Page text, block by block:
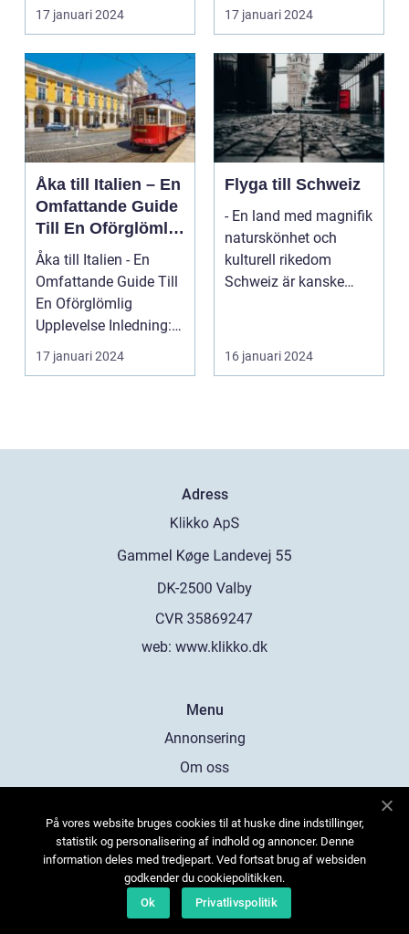
destinatio...
17 januari 2024
övergripande, grun...
17 januari 2024
Åka till Italien – En
Omfattande Guide
Till En Oförglömlig
Upplevelse
Åka till Italien - En
Omfattande Guide Till
En Oförglömlig
Upplevelse Inledning:
Italien, ett land...
17 januari 2024
Flyga till Schweiz
- En land med magnifik
naturskönhet och
kulturell rikedom
Schweiz är kanske
16 januari 2024
Adress
web: www.klikko.dk
Menu
Annonsering
Om oss
Kontakta oss
Sitemap
På vores website bruges cookies til at huske dine indstillinger,
statistik og personalisering af indhold og annoncer. Denne
information deles med tredjepart. Ved fortsat brug af websiden
godkender du cookiepolitikken.
Ok
Privatlivspolitik